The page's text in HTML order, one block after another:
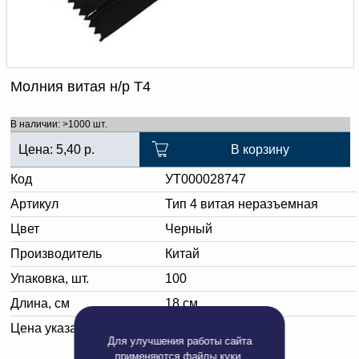
Для улучшения работы сайта
применяютсяфайлы куки.
Доверенность на
получение груза
Документы по работе с
Письмо руководителю
Вопросы и ответы
Молния витая н/р Т4
В наличии: >1000 шт.
Цена: 5,40 р. В корзину
Код
УТ000028747
Артикул
Тип 4 витая неразъемная
Цвет
Черный
Производитель
Китай
Упаковка, шт.
100
Длина, см
18 см
Цена указана за:
в
корзину